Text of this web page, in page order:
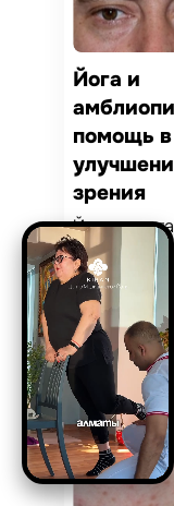
Йога и
помощь в
зрения
Йога
улучшить
снизить
на глаза и
укрепить
что важно
коррекции
амблиопии.
Узнайте, как
способствует
улучшению